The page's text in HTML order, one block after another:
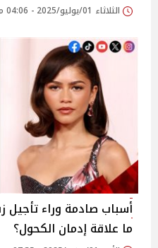
الثلاثاء 01/يوليو/2025 - 04:06 م
أسباب صادمة وراء تأجيل
ما علاقة إدمان الكحول؟